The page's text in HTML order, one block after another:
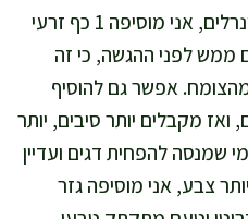
כשאני רוצה להעלות סיבים ומינרלים, אני מוסיפה 1 כף זרעי
ממש לפני ההגשה, כי זה
בעיכול ומוסיף אומגה 3 מהצומח. אפשר גם להוסיף
ואז מקבלים יותר סיבים, יותר
שמנסה להפחית דגים ועדיין
צבע, אני מוסיפה גזר